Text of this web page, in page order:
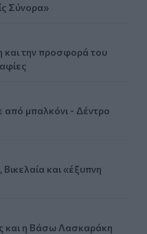
Σύνορα»
και την προσφορά του
από μπαλκόνι - Δέντρο
και «έξυπνη
και η Βάσω Λασκαράκη